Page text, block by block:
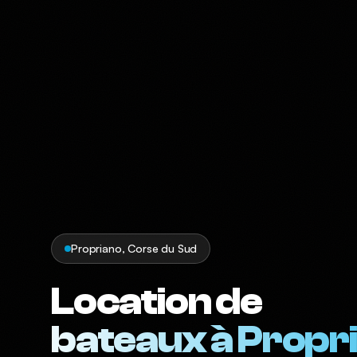
Propriano, Corse du Sud
Location de
bateaux à